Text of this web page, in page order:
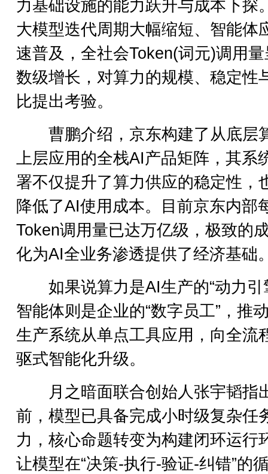
力基础设施的能力跃升与成本下探
大模型迭代周期大幅缩短、智能体
速普及，全社会Token(词元)调用
数级增长，对算力的规模、稳定性
比提出考验。
曹鹏介绍，京东构建了从底层
上层应用的全栈AI产品矩阵，其系
署不仅提升了算力供应的稳定性，
降低了AI使用成本。目前京东内部
Token调用量已达万亿级，极致的
化为AI全业务渗透提供了经济基础
如果说算力是AI生产的“动力引
智能体则是企业的“数字员工”，推
生产系统从单点工具应用，向全流
驱式智能化升级。
月之暗面联合创始人张宇韬指
前，模型已具备完成小时级复杂任
力，核心命题转变为构建闭环运行
让模型在“决策-执行-验证-纠错”的